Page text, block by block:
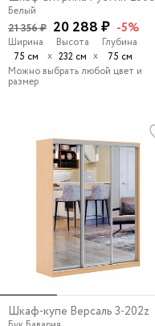
Белый
21 356 ₽ 20 288 ₽ -5%
Ширина
75 см
х
Высота
232 см х
Глубина
75 см
Можно выбрать любой цвет и
размер
Шкаф-купе Версаль 3-202z